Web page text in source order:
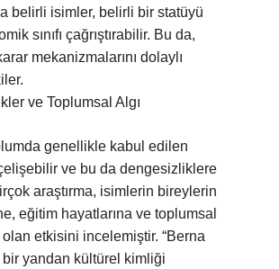
belirli isimler, belirli bir statüyü
sınıfı çağrıştırabilir. Bu da,
mekanizmalarını dolaylı
ve Toplumsal Algı
genellikle kabul edilen
ve bu da dengesizliklere
araştırma, isimlerin bireylerin
eğitim hayatlarına ve toplumsal
etkisini incelemiştir. “Berna
bir yandan kültürel kimliği